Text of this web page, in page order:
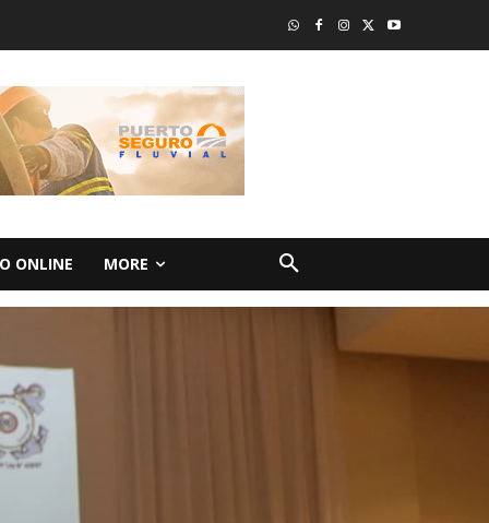
ONLINE MORE